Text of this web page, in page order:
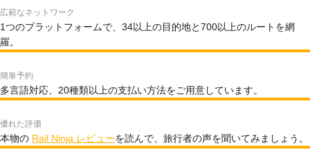
広範なネットワーク
1つのプラットフォームで、34以上の目的地と700以上のルートを網
羅。
簡単予約
多言語対応、20種類以上の支払い方法をご用意しています。
優れた評価
本物の Rail Ninja レビューを読んで、旅行者の声を聞いてみましょう。